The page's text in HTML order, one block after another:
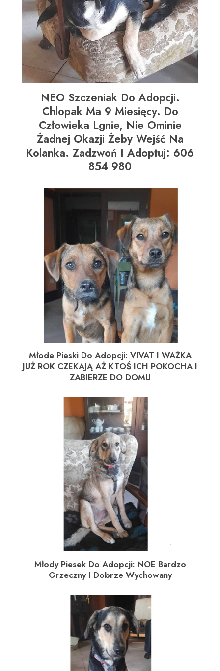
NEO Szczeniak Do Adopcji.
Chlopak Ma 9 Miesięcy. Do
Człowieka Lgnie, Nie Ominie
Żadnej Okazji Żeby Wejść Na
Kolanka. Zadzwoń I Adoptuj: 606
854 980
Młode Pieski Do Adopcji: VIVAT I WAŻKA
JUŻ ROK CZEKAJĄ AŻ KTOŚ ICH POKOCHA I
ZABIERZE DO DOMU
Młody Piesek Do Adopcji: NOE Bardzo
Grzeczny I Dobrze Wychowany